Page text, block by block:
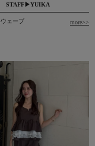
STAFF▶YUIKA
ェーブ more>>